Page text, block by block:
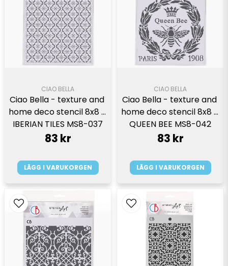
CIAO BELLA
Ciao Bella - texture and
home deco stencil 8x8 -
IBERIAN TILES MS8-037
83 kr
LÄGG I VARUKORGEN
CIAO BELLA
Ciao Bella - texture and
home deco stencil 8x8 -
QUEEN BEE MS8-042
83 kr
LÄGG I VARUKORGEN